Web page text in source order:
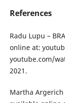
References
Radu Lupu –
online at:
youtube.com/
2021.
Martha Argerich